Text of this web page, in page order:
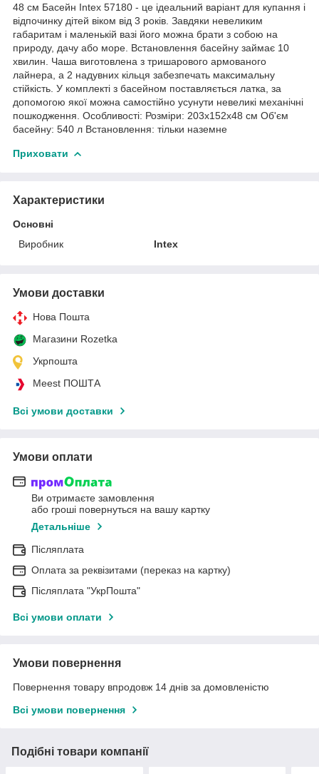
48 см Басейн Intex 57180 - це ідеальний варіант для купання і
відпочинку дітей віком від 3 років. Завдяки невеликим
габаритам і маленькій вазі його можна брати з собою на
природу, дачу або море. Встановлення басейну займає 10
хвилин. Чаша виготовлена з тришарового армованого
лайнера, а 2 надувних кільця забезпечать максимальну
стійкість. У комплекті з басейном поставляється латка, за
допомогою якої можна самостійно усунути невеликі механічні
пошкодження. Особливості: Розміри: 203х152х48 см Об'єм
басейну: 540 л Встановлення: тільки наземне
Приховати
Характеристики
Основні
Виробник
Intex
Умови доставки
Нова Пошта
Магазини Rozetka
Укрпошта
Meest ПОШТА
Всі умови доставки
Умови оплати
Ви отримаєте замовлення
або гроші повернуться на вашу картку
Детальніше
Післяплата
Оплата за реквізитами (переказ на картку)
Післяплата "УкрПошта"
Всі умови оплати
Умови повернення
Повернення товару впродовж 14 днів за домовленістю
Всі умови повернення
Подібні товари компанії